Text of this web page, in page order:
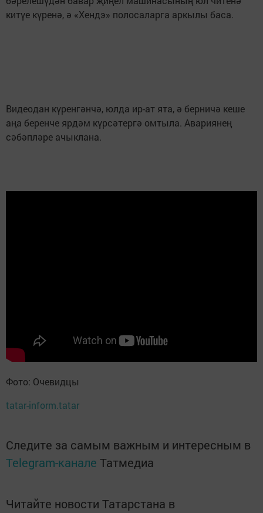
китүе күренә, ә «Хендэ» полосаларга аркылы баса.
Видеодан күренгәнчә, юлда ир-ат ята, ә берничә кеше
аңа беренче ярдәм күрсәтергә омтыла. Авариянең
сәбәпләре ачыклана.
Фото: Очевидцы
tatar-inform.tatar
Следите за самым важным и интересным в
Telegram-канале Татмедиа
Читайте новости Татарстана в